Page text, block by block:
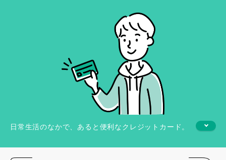
日常生活のなかで、あると便利なクレジットカード。